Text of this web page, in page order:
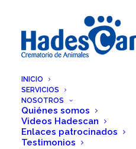
INICIO
SERVICIOS
NOSOTROS
Quiénes somos
Videos Hadescan
Enlaces patrocinados
Testimonios